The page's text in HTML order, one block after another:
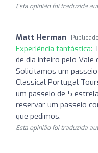
Esta opinião foi traduzida
Matt Herman
Experiência fantástica:
de dia inteiro pelo Vale
Solicitamos um
Classical Portugal
um passeio de 5
reservar um passeio
que pedimos.
Esta opinião foi traduzida